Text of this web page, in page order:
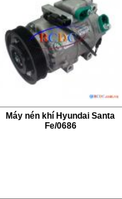
Máy nén khí Hyundai Santa
Fe/0686